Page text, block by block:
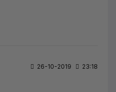
26-10-2019 23:18